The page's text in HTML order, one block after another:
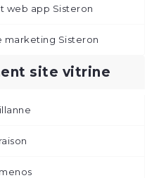
web app Sisteron
marketing Sisteron
site vitrine